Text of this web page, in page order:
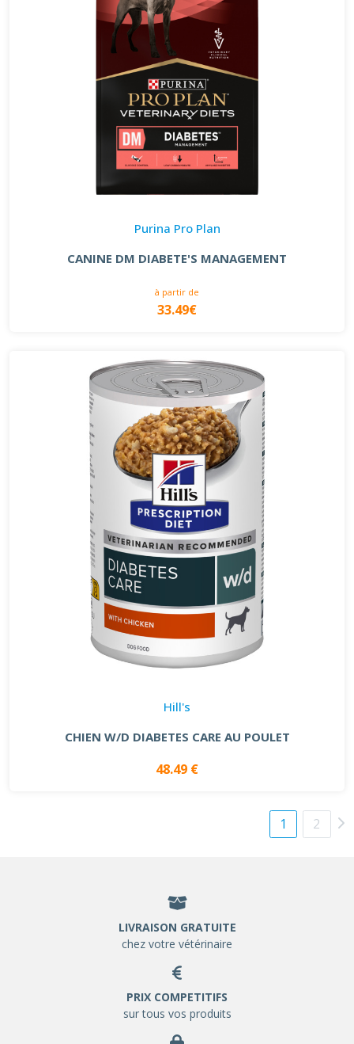
Purina Pro Plan
CANINE DM DIABETE'S MANAGEMENT
à partir de
33.49€
Hill's
CHIEN W/D DIABETES CARE AU POULET
48.49 €
1 2
LIVRAISON GRATUITE
chez votre vétérinaire
PRIX COMPETITIFS
sur tous vos produits